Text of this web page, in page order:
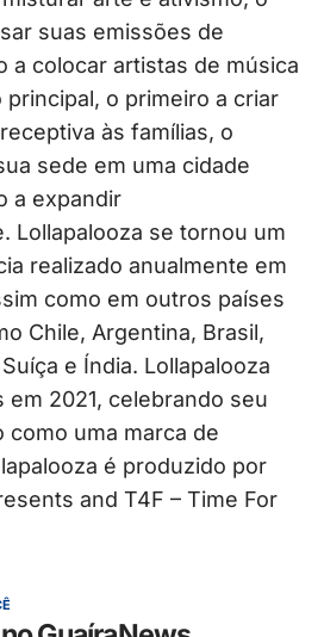
suas emissões de
a colocar artistas de música
o primeiro a criar
às famílias, o
sede em uma cidade
a expandir
Lollapalooza se tornou um
realizado anualmente em
como em outros países
Chile, Argentina, Brasil,
e Índia. Lollapalooza
em 2021, celebrando seu
uma marca de
é produzido por
and T4F – Time For